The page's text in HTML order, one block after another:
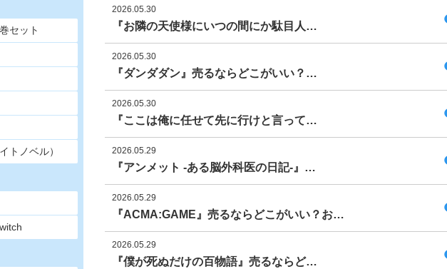
2026.05.30
『お隣の天使様にいつの間にか駄目人…
2026.05.30
『ダンダダン』売るならどこがいい？…
2026.05.30
『ここは俺に任せて先に行けと言って…
2026.05.29
『アンメット -ある脳外科医の日記-』…
2026.05.29
『ACMA:GAME』売るならどこがいい？お…
2026.05.29
『僕が死ぬだけの百物語』売るならど…
セット
トノベル）